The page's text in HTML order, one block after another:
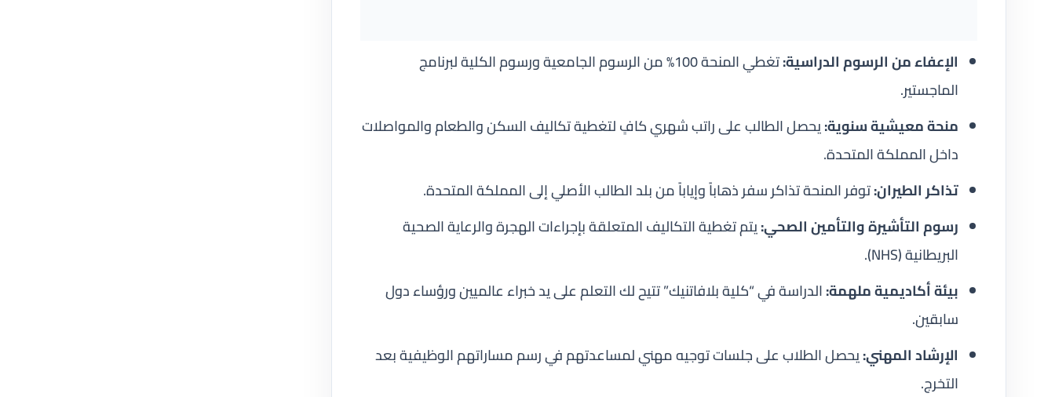
الإعفاء من الرسوم الدراسية:
تغطي المنحة 100% من الرسوم الجامعية ورسوم الكلية لبرنامج
الماجستير.
منحة معيشية سنوية:يحصل الطالب على راتب شهري كافٍ لتغطية تكاليف السكن والطعام والمواصلات
داخل المملكة المتحدة.
تذاكر الطيران:توفر المنحة تذاكر سفر ذهاباً وإياباً من بلد الطالب الأصلي إلى المملكة المتحدة.
رسوم التأشيرة والتأمين الصحي:يتم تغطية التكاليف المتعلقة بإجراءات الهجرة والرعاية الصحية
البريطانية (NHS).
بيئة أكاديمية ملهمة:الدراسة في “كلية بلافاتنيك” تتيح لك التعلم على يد خبراء عالميين ورؤساء دول
سابقين.
الإرشاد المهني:يحصل الطلاب على جلسات توجيه مهني لمساعدتهم في رسم مساراتهم الوظيفية بعد
التخرج.